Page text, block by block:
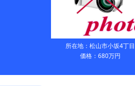
所在地：松山市小坂4丁目
価格：680万円